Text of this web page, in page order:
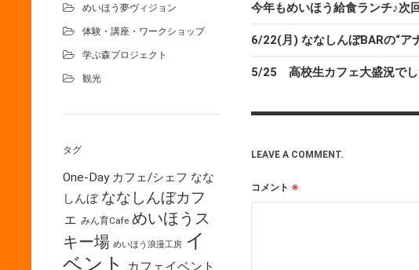
めいほう夢ヴィジョン
体験・講座・ワークショップ
学ぶ森プロジェクト
観光
タグ
One-Day カフェ/シェフ なな
しんぼ ななしんぼカフ
ェ みん育Cafe めいほうス
キー場 めいほう浪漫工房 イ
ベント
カフェイベント
今年もめいほう給食ランチ♪次
6/22(月) ななしんぼBARの“ア
5/25 高校生カフェ大盛況でし
LEAVE A COMMENT.
コメント ※